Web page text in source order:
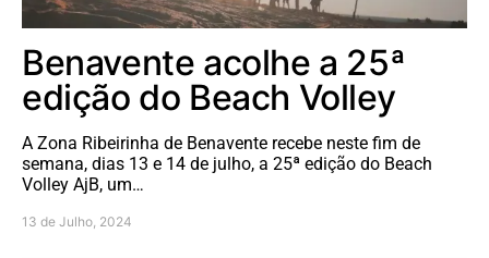
Benavente acolhe a 25ª
edição do Beach Volley
A Zona Ribeirinha de Benavente recebe neste fim de
semana, dias 13 e 14 de julho, a 25ª edição do Beach
Volley AjB, um…
13 de Julho, 2024